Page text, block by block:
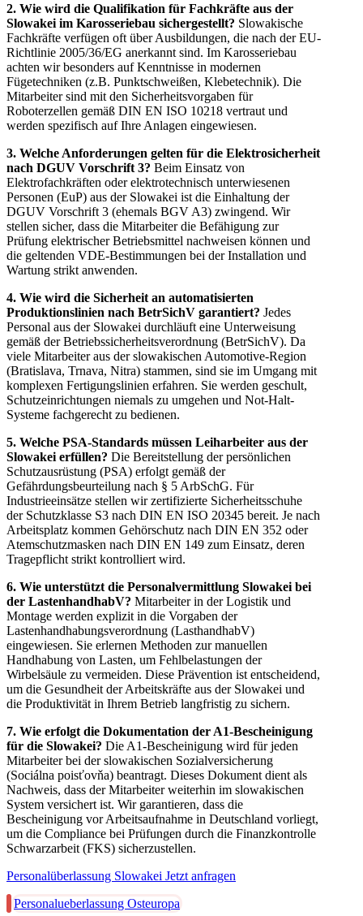
2. Wie wird die Qualifikation für Fachkräfte aus der
Slowakei im Karosseriebau sichergestellt? Slowakische
Fachkräfte verfügen oft über Ausbildungen, die nach der EU-
Richtlinie 2005/36/EG anerkannt sind. Im Karosseriebau
achten wir besonders auf Kenntnisse in modernen
Fügetechniken (z.B. Punktschweißen, Klebetechnik). Die
Mitarbeiter sind mit den Sicherheitsvorgaben für
Roboterzellen gemäß DIN EN ISO 10218 vertraut und
werden spezifisch auf Ihre Anlagen eingewiesen.
3. Welche Anforderungen gelten für die Elektrosicherheit
nach DGUV Vorschrift 3? Beim Einsatz von
Elektrofachkräften oder elektrotechnisch unterwiesenen
Personen (EuP) aus der Slowakei ist die Einhaltung der
DGUV Vorschrift 3 (ehemals BGV A3) zwingend. Wir
stellen sicher, dass die Mitarbeiter die Befähigung zur
Prüfung elektrischer Betriebsmittel nachweisen können und
die geltenden VDE-Bestimmungen bei der Installation und
Wartung strikt anwenden.
4. Wie wird die Sicherheit an automatisierten
Produktionslinien nach BetrSichV garantiert? Jedes
Personal aus der Slowakei durchläuft eine Unterweisung
gemäß der Betriebssicherheitsverordnung (BetrSichV). Da
viele Mitarbeiter aus der slowakischen Automotive-Region
(Bratislava, Trnava, Nitra) stammen, sind sie im Umgang mit
komplexen Fertigungslinien erfahren. Sie werden geschult,
Schutzeinrichtungen niemals zu umgehen und Not-Halt-
Systeme fachgerecht zu bedienen.
5. Welche PSA-Standards müssen Leiharbeiter aus der
Slowakei erfüllen? Die Bereitstellung der persönlichen
Schutzausrüstung (PSA) erfolgt gemäß der
Gefährdungsbeurteilung nach § 5 ArbSchG. Für
Industrieeinsätze stellen wir zertifizierte Sicherheitsschuhe
der Schutzklasse S3 nach DIN EN ISO 20345 bereit. Je nach
Arbeitsplatz kommen Gehörschutz nach DIN EN 352 oder
Atemschutzmasken nach DIN EN 149 zum Einsatz, deren
Tragepflicht strikt kontrolliert wird.
6. Wie unterstützt die Personalvermittlung Slowakei bei
der LastenhandhabV? Mitarbeiter in der Logistik und
Montage werden explizit in die Vorgaben der
Lastenhandhabungsverordnung (LasthandhabV)
eingewiesen. Sie erlernen Methoden zur manuellen
Handhabung von Lasten, um Fehlbelastungen der
Wirbelsäule zu vermeiden. Diese Prävention ist entscheidend,
um die Gesundheit der Arbeitskräfte aus der Slowakei und
die Produktivität in Ihrem Betrieb langfristig zu sichern.
7. Wie erfolgt die Dokumentation der A1-Bescheinigung
für die Slowakei? Die A1-Bescheinigung wird für jeden
Mitarbeiter bei der slowakischen Sozialversicherung
(Sociálna poisťovňa) beantragt. Dieses Dokument dient als
Nachweis, dass der Mitarbeiter weiterhin im slowakischen
System versichert ist. Wir garantieren, dass die
Bescheinigung vor Arbeitsaufnahme in Deutschland vorliegt,
um die Compliance bei Prüfungen durch die Finanzkontrolle
Schwarzarbeit (FKS) sicherzustellen.
Personalüberlassung Slowakei Jetzt anfragen
Personalueberlassung Osteuropa